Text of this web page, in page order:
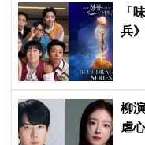
「
兵
柳
虐